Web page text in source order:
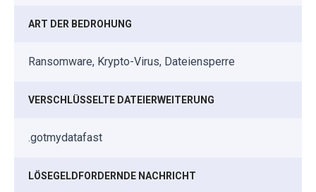
ART DER BEDROHUNG
Ransomware, Krypto-Virus, Dateiensperre
VERSCHLÜSSELTE DATEIERWEITERUNG
.gotmydatafast
LÖSEGELDFORDERNDE NACHRICHT